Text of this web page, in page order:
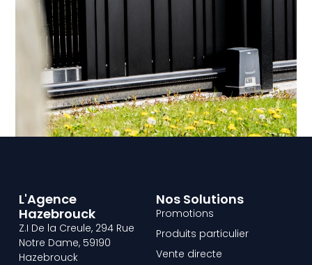
L'Agence
Hazebrouck
Z.I De la Creule, 294 Rue
Notre Dame, 59190
Hazebrouck
Nos Solutions
Promotions
Produits particulier
Vente directe